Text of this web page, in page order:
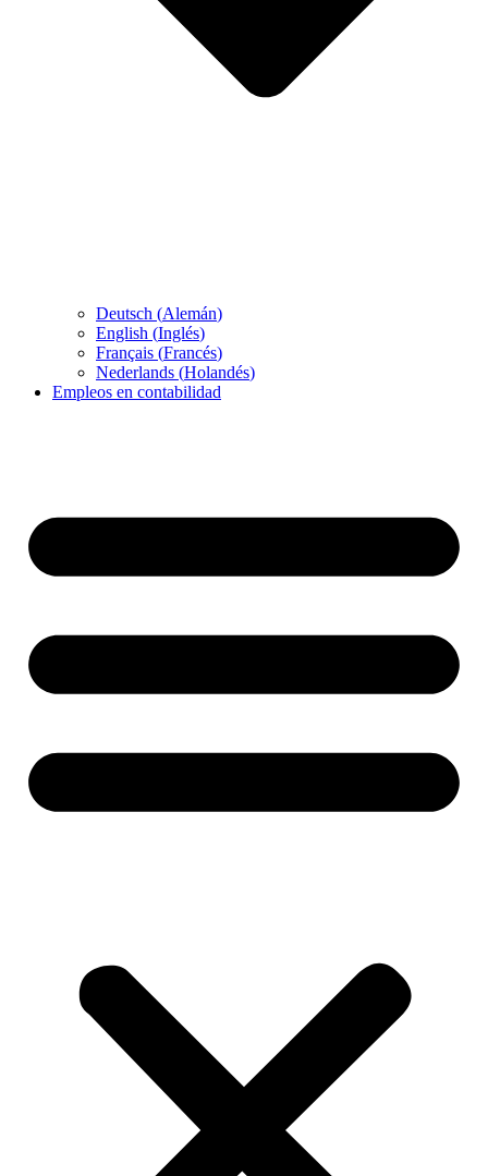
Deutsch (Alemán)
English (Inglés)
Français (Francés)
Nederlands (Holandés)
Empleos en contabilidad